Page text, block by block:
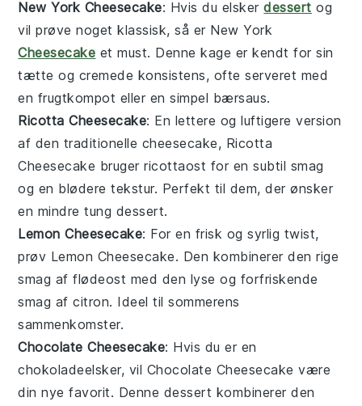
New York Cheesecake: Hvis du elskerdessert og
vil prøve noget klassisk, så er New York
Cheesecake et must. Dennekage er kendt for sin
tætte og cremede konsistens, ofte serveret med
en frugtkompot eller en simpel bærsaus.
Ricotta Cheesecake: En lettere og luftigere version
af den traditionelle cheesecake, Ricotta
Cheesecake brugerricottaost for en subtil smag
og en blødere tekstur. Perfekt til dem, der ønsker
en mindre tung dessert.
Lemon Cheesecake: For en frisk og syrlig twist,
prøv Lemon Cheesecake. Den kombinerer den rige
smag afflødeost med den lyse og forfriskende
smag afcitron. Ideel til sommerens
sammenkomster.
Chocolate Cheesecake: Hvis du er en
chokoladeelsker, vil Chocolate Cheesecake være
din nye favorit. Denne dessert kombinerer den